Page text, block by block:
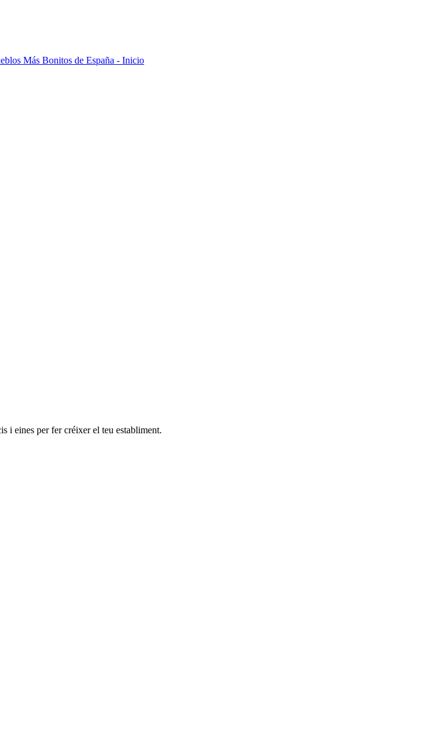
Más Bonitos de España - Inicio
i eines per fer créixer el teu establiment.